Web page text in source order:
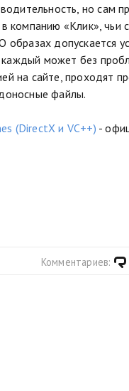
но сам
компанию «Клик», чьи
допускается
может без
на сайте, проходят
файлы.
(DirectX и VC++) -
Комментариев: